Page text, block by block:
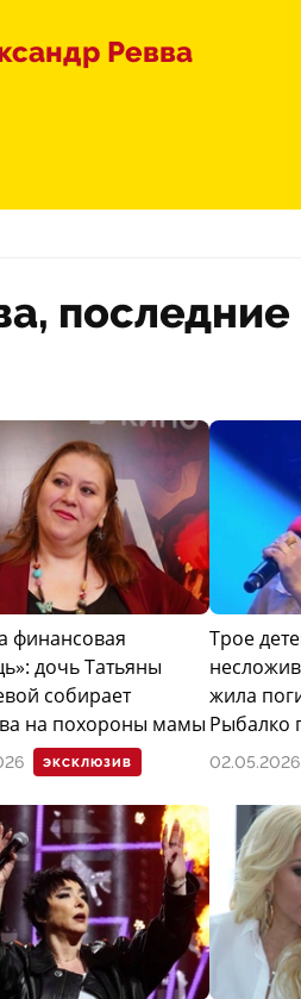
Ревва
последние
ЭКСКЛЮЗИВ
финансовая
дочь Татьяны
собирает
на похороны мамы
Трое
жила
Рыбалко
02.05.2026